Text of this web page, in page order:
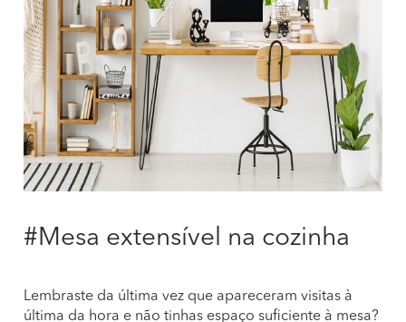
#Mesa extensível na cozinha
Lembraste da última vez que apareceram visitas à
última da hora e não tinhas espaço suficiente à mesa?